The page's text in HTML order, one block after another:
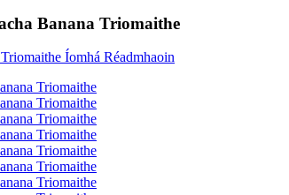
Banana Triomaithe